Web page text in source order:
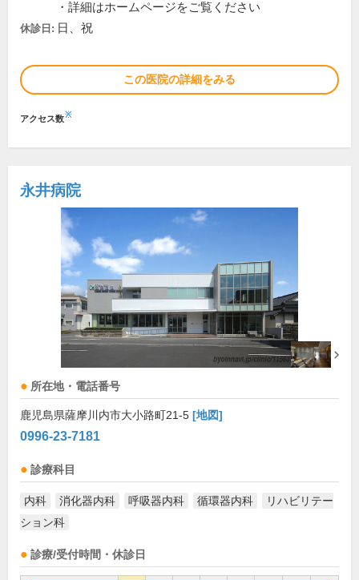
・詳細はホームページをご覧ください
休診日: 日、祝
この医院の詳細をみる
アクセス数※
永井病院
所在地・電話番号
鹿児島県薩摩川内市大小路町21-5 [地図]
0996-23-7181
診療科目
内科 消化器内科 呼吸器内科 循環器内科
リハビリテー
ション科
診療/受付時間・休診日